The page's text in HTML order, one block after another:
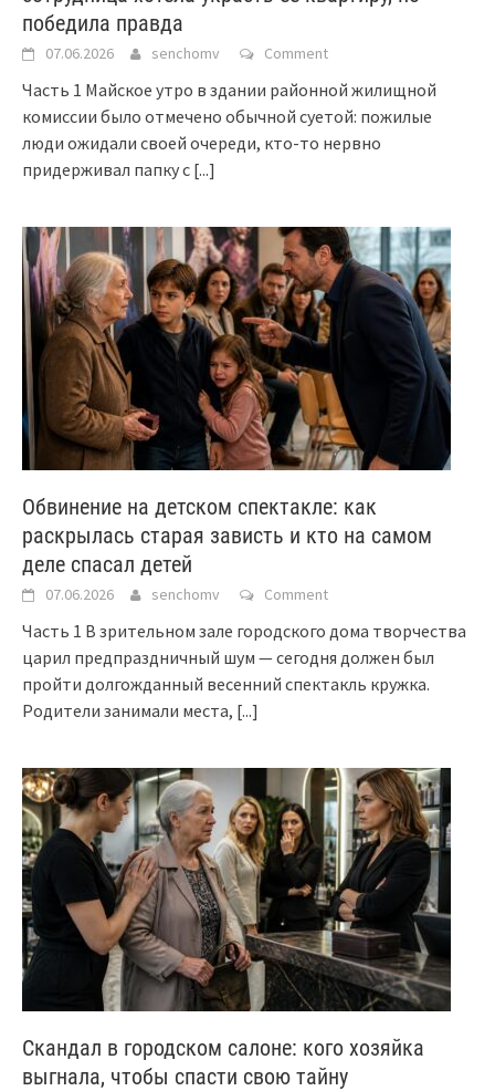
победила правда
07.06.2026 senchomv Comment
Часть 1 Майское утро в здании районной жилищной
комиссии было отмечено обычной суетой: пожилые
люди ожидали своей очереди, кто-то нервно
придерживал папку с [...]
Обвинение на детском спектакле: как
раскрылась старая зависть и кто на самом
деле спасал детей
07.06.2026 senchomv Comment
Часть 1 В зрительном зале городского дома творчества
царил предпраздничный шум — сегодня должен был
пройти долгожданный весенний спектакль кружка.
Родители занимали места, [...]
Скандал в городском салоне: кого хозяйка
выгнала, чтобы спасти свою тайну